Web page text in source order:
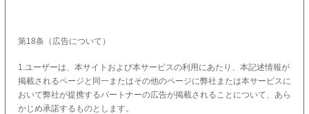
第18条（広告について）
1.ユーザーは、本サイトおよび本サービスの利用にあたり、本記述情報が
掲載されるページと同一またはその他のページに弊社または本サービスに
おいて弊社が提携するパートナーの広告が掲載されることについて、あら
かじめ承諾するものとします。